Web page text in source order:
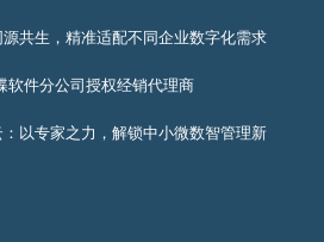
共生，精准适配不同企业数字化需求
软件分公司授权经销代理商
以专家之力，解锁中小微数智管理新